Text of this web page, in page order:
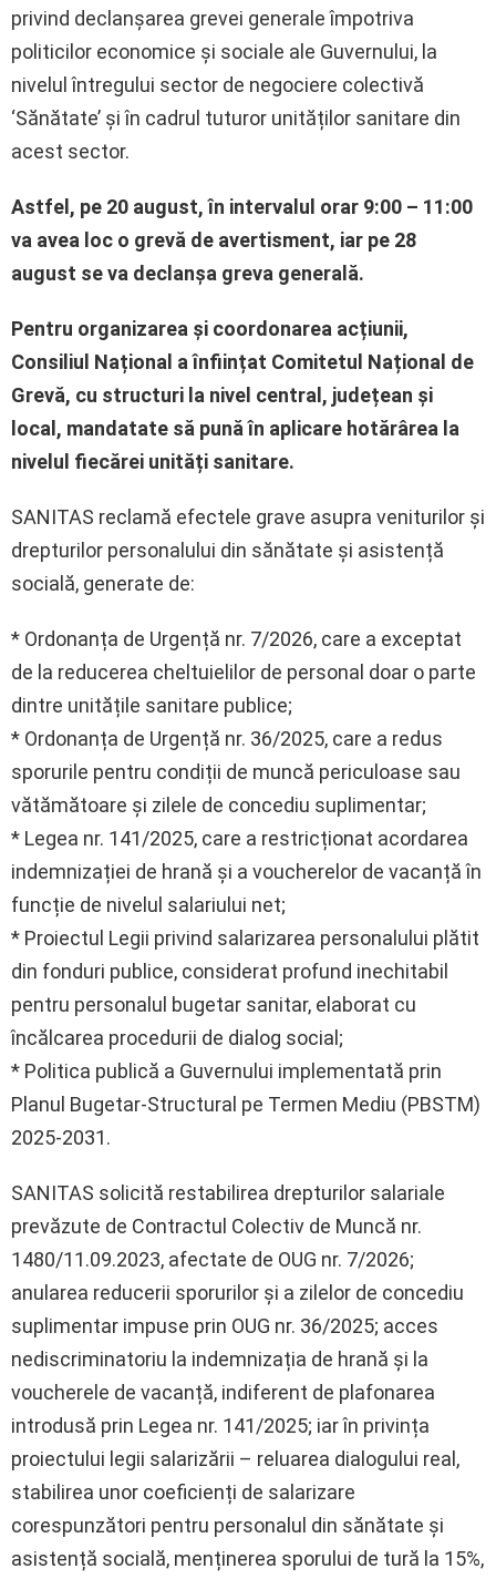
privind declanșarea grevei generale împotriva
politicilor economice și sociale ale Guvernului, la
nivelul întregului sector de negociere colectivă
‘Sănătate’ și în cadrul tuturor unităților sanitare din
acest sector.
Astfel, pe 20 august, în intervalul orar 9:00 – 11:00
va avea loc o grevă de avertisment, iar pe 28
august se va declanșa greva generală.
Pentru organizarea și coordonarea acțiunii,
Consiliul Național a înființat Comitetul Național de
Grevă, cu structuri la nivel central, județean și
local, mandatate să pună în aplicare hotărârea la
nivelul fiecărei unități sanitare.
SANITAS reclamă efectele grave asupra veniturilor și
drepturilor personalului din sănătate și asistență
socială, generate de:
* Ordonanța de Urgență nr. 7/2026, care a exceptat
de la reducerea cheltuielilor de personal doar o parte
dintre unitățile sanitare publice;
* Ordonanța de Urgență nr. 36/2025, care a redus
sporurile pentru condiții de muncă periculoase sau
vătămătoare și zilele de concediu suplimentar;
* Legea nr. 141/2025, care a restricționat acordarea
indemnizației de hrană și a voucherelor de vacanță în
funcție de nivelul salariului net;
* Proiectul Legii privind salarizarea personalului plătit
din fonduri publice, considerat profund inechitabil
pentru personalul bugetar sanitar, elaborat cu
încălcarea procedurii de dialog social;
* Politica publică a Guvernului implementată prin
Planul Bugetar-Structural pe Termen Mediu (PBSTM)
2025-2031.
SANITAS solicită restabilirea drepturilor salariale
prevăzute de Contractul Colectiv de Muncă nr.
1480/11.09.2023, afectate de OUG nr. 7/2026;
anularea reducerii sporurilor și a zilelor de concediu
suplimentar impuse prin OUG nr. 36/2025; acces
nediscriminatoriu la indemnizația de hrană și la
voucherele de vacanță, indiferent de plafonarea
introdusă prin Legea nr. 141/2025; iar în privința
proiectului legii salarizării – reluarea dialogului real,
stabilirea unor coeficienți de salarizare
corespunzători pentru personalul din sănătate și
asistență socială, menținerea sporului de tură la 15%,